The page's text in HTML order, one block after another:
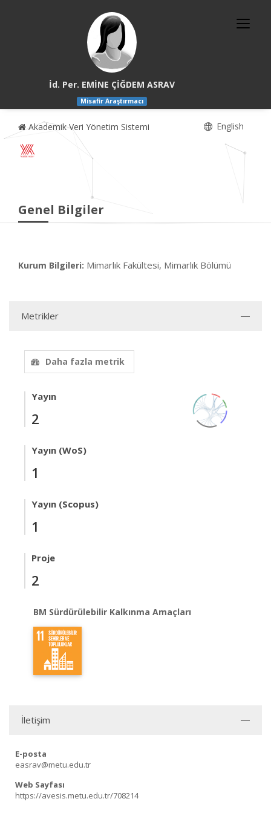
İd. Per. EMİNE ÇİĞDEM ASRAV
Misafir Araştırmacı
Akademik Veri Yönetim Sistemi English
Genel Bilgiler
Kurum Bilgileri: Mimarlık Fakültesi, Mimarlık Bölümü
Metrikler
Daha fazla metrik
Yayın
2
Yayın (WoS)
1
Yayın (Scopus)
1
Proje
2
BM Sürdürülebilir Kalkınma Amaçları
İletişim
E-posta
easrav@metu.edu.tr
Web Sayfası
https://avesis.metu.edu.tr/708214